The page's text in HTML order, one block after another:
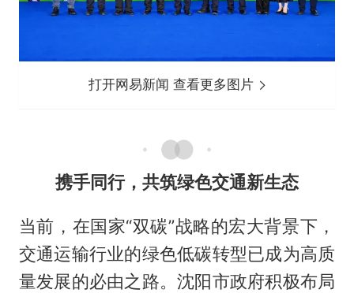
打开网易新闻 查看更多图片
携手同行，共筑绿色交通新生态
当前，在国家“双碳”战略的宏大背景下，
交通运输行业的绿色低碳转型已成为高质
量发展的必由之路。沈阳市政府积极布局